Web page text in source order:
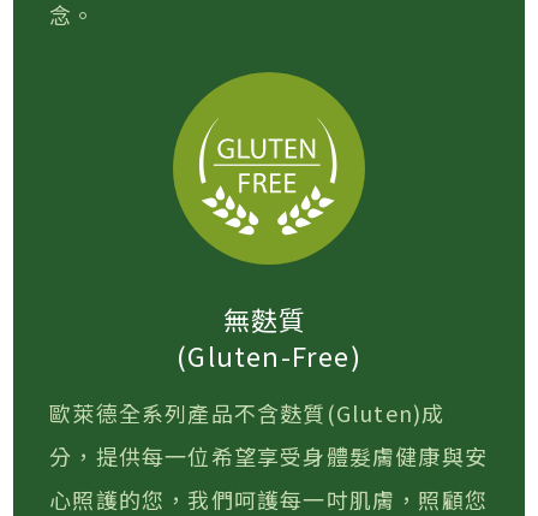
念。
無麩質
(Gluten-Free)
歐萊德全系列產品不含麩質(Gluten)成
分，提供每一位希望享受身體髮膚健康與安
心照護的您，我們呵護每一吋肌膚，照顧您